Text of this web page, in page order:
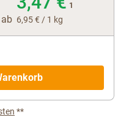
ab 6,95 € / 1 kg
1
**